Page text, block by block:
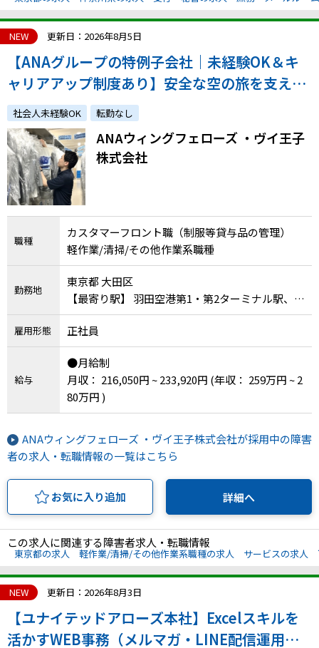
NEW 更新日：2026年8月5日
【ANAグループの特例子会社｜未経験OK＆キ
ャリアアップ制度あり】安全な空の旅を支える
お仕事◎コミュニケーションが好きな方、体を
動かすのが好きな方、是非ご応募ください！
社会人未経験OK 転勤なし
ANAウィングフェローズ ・ヴイ王子
株式会社
職種
カスタマーフロント職（制服等貸与品の管理）
軽作業/清掃/その他作業系職種
勤務地
東京都 大田区
【最寄り駅】 羽田空港第1・第2ターミナル駅、羽
田空港第2ターミナル駅
雇用形態 正社員
給与
●月給制
月収： 216,050円 ~ 233,920円 (年収： 259万円 ~ 2
80万円 )
ANAウィングフェローズ ・ヴイ王子株式会社が採用中の障害
者の求人・転職情報の一覧はこちら
お気に入り追加 詳細へ
この求人に関連する障害者求人・転職情報
東京都の求人 軽作業/清掃/その他作業系職種の求人 サービスの求人
NEW 更新日：2026年8月3日
【ユナイテッドアローズ本社】Excelスキルを
活かすWEB事務（メルマガ・LINE配信運用）